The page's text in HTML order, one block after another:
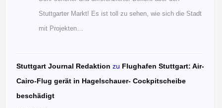
Stuttgarter Markt! Es ist toll zu sehen, wie sich die Stadt
mit Projekten…
Stuttgart Journal Redaktion zu Flughafen Stuttgart: Air-
Cairo-Flug gerät in Hagelschauer- Cockpitscheibe
beschädigt